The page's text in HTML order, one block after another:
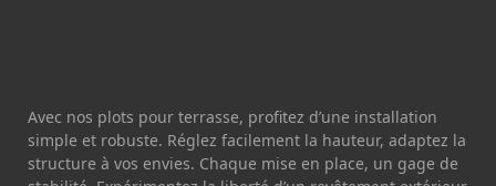
Avec nos plots pour terrasse, profitez d’une installation
simple et robuste. Réglez facilement la hauteur, adaptez la
structure à vos envies. Chaque mise en place, un gage de